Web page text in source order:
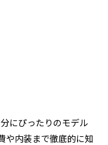
にぴったりのモデル
や内装まで徹底的に知